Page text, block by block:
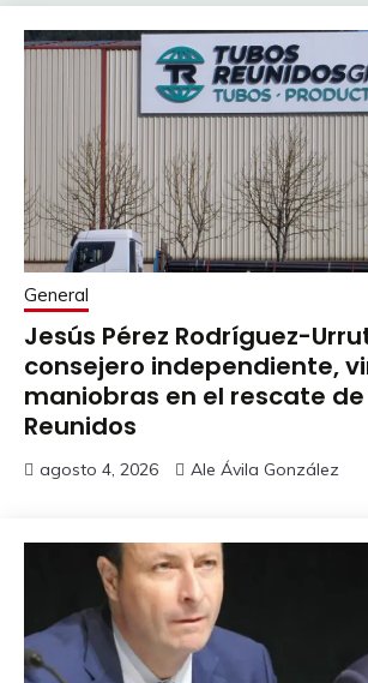
General
Jesús Pérez Rodríguez-
consejero independiente,
maniobras en el rescate de
Reunidos
agosto 4, 2026 Ale Ávila González